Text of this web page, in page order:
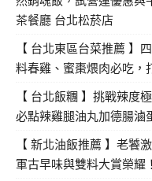
茶餐廳 台北松菸店
【 台北東區台菜推薦 】
料春雞、蜜棗煨肉必吃，
【 台北飯糰 】挑戰辣度
必點辣雞腿油丸加德腸滷
【 新北油飯推薦 】老饕
軍古早味與雙料大賞榮耀